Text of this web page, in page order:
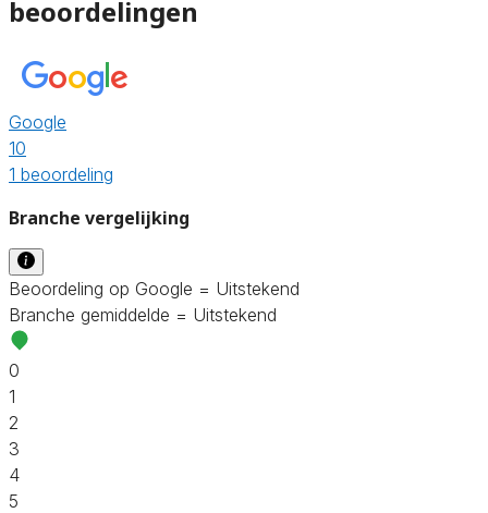
beoordelingen
Google
10
1 beoordeling
Branche vergelijking
Beoordeling op Google = Uitstekend
Branche gemiddelde = Uitstekend
0
1
2
3
4
5